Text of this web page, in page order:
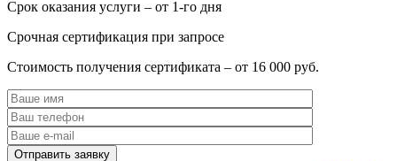
Срок оказания услуги – от 1-го дня
Срочная сертификация при запросе
Стоимость получения сертификата – от 16 000 руб.